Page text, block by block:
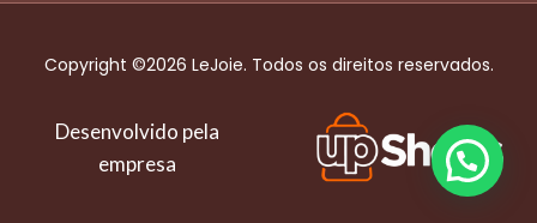
Copyright ©2026 LeJoie. Todos os direitos reservados.
Desenvolvido pela
empresa